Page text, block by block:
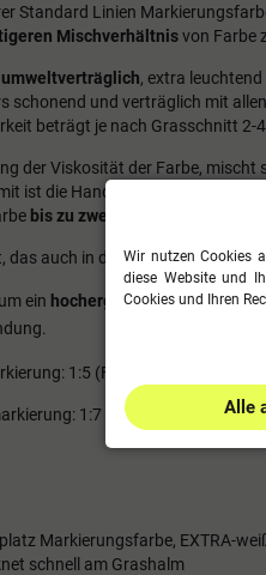
Standard Linien
Mischverhältnisvon Farbe
umweltverträglich, extra leuchtend
schonend und verträglich mit
beträgt je nach Grasschnitt 2-
der Viskosität der Farbe, mischt
ist die Handhabung sehr
bis zu zwei Jahre gelagert
das auch in der Bundesliga
ein hochergiebiges Konzentrat
1:5 (Farbe:Wasser)
1:7 ( Farbe:Wasser)
Markierungsfarbe, EXTRA-
schnell am Grashalm
Wir nutzen Cookies
diese Website und
Cookies und Ihren
Alle